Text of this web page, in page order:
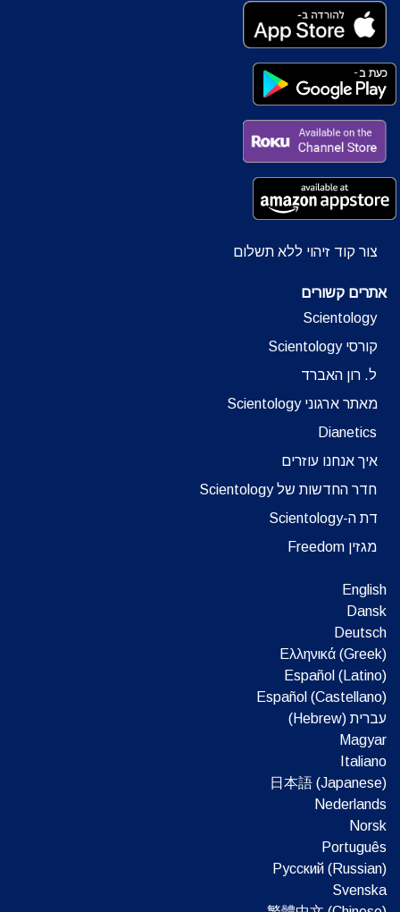
צור קוד זיהוי ללא תשלום
אתרים קשורים
Scientology
קורסי Scientology
ל. רון האברד
מאתר ארגוני Scientology
Dianetics
איך אנחנו עוזרים
חדר החדשות של Scientology
דת ה-Scientology
מגזין Freedom
English
Dansk
Deutsch
Ελληνικά (Greek)
Español (Latino)
Español (Castellano)
עברית (Hebrew)‏
Magyar
Italiano
日本語 (Japanese)
Nederlands
Norsk
Português
Русский (Russian)
Svenska